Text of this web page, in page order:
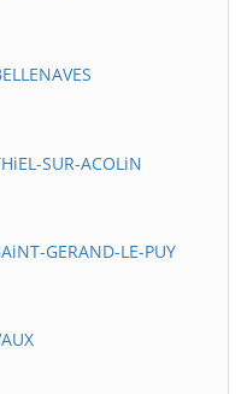
SUR-ACOLiN
GERAND-LE-PUY